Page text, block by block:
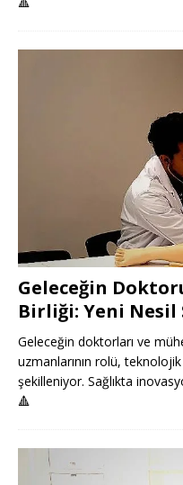
Geleceğin
Birliği: Yeni Nesil
Geleceğin doktorları ve
uzmanlarının rolü,
şekilleniyor. Sağlıkta
🔺